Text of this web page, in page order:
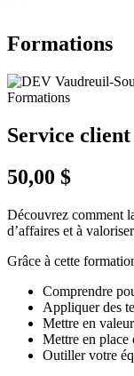
Formations
Formations
Service
50,00 $
Découvrez comment
d’affaires et à
Grâce à cette
Comprendre
Appliquer des
Mettre en
Mettre en place
Outiller votre